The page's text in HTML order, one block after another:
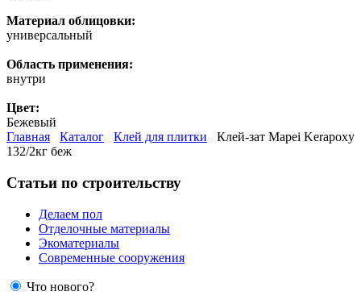
Материал облицовки:
универсальный
Область применения:
внутри
Цвет:
Бежевый
Главная
Каталог Клей для плитки
Клей-зат Mapei Kerapoxy
132/2кг беж
Статьи по строительству
Делаем пол
Отделочные материалы
Экоматериалы
Современные сооружения
Что нового?